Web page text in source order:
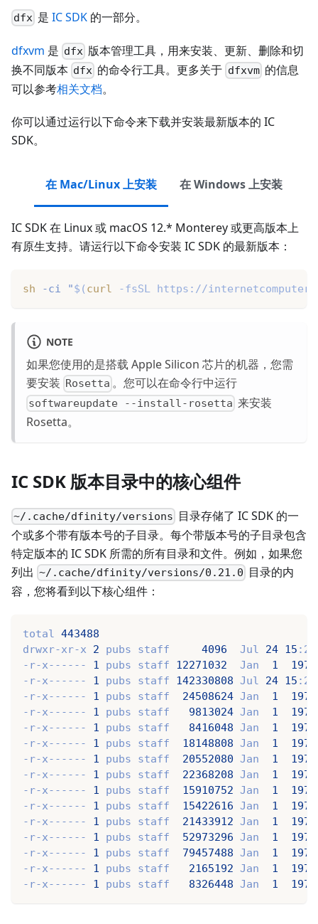
dfx 是IC SDK 的一部分。
dfxvm 是 dfx 版本管理工具，用来安装、更新、删除和切
换不同版本 dfx 的命令行工具。更多关于 dfxvm的信息
可以参考相关文档。
你可以通过运行以下命令来下载并安装最新版本的 IC
SDK。
在 Mac/Linux 上安装 在 Windows 上安装
IC SDK 在 Linux 或 macOS 12.* Monterey 或更高版本上
有原生支持。请运行以下命令安装 IC SDK 的最新版本：
sh -ci "$( curl -fsSL https://
NOTE
如果您使用的是搭载 Apple Silicon 芯片的机器，您需
要安装 Rosetta 。您可以在命令行中运行
softwareupdate --install-rosetta 来安装
Rosetta。
IC SDK 版本目录中的核心组件
~/.cache/dfinity/versions 目录存储了 IC SDK 的一
个或多个带有版本号的子目录。每个带版本号的子目录包含
特定版本的 IC SDK 所需的所有目录和文件。例如，如果您
列出 ~/.cache/dfinity/versions/0.21.0 目录的内
容，您将看到以下核心组件：
total 443488
drwxr-xr-x 2 pubs staff 4096
  Jul
24 15
-r-x------ 1 pubs staff 12271032
  Jan
1 1970
-r-x------ 1 pubs staff 142330808 Jul 24 15
-r-x------ 1 pubs staff 24508624 Jan 1 1970
-r-x------ 1 pubs staff 9813024 Jan 1 1970
-r-x------ 1 pubs staff 8416048 Jan 1 1970
-r-x------ 1 pubs staff 18148808 Jan 1 1970
-r-x------ 1 pubs staff 20552080 Jan 1 1970
-r-x------ 1 pubs staff 22368208 Jan 1 1970
-r-x------ 1 pubs staff 15910752 Jan 1 1970
-r-x------ 1 pubs staff 15422616 Jan 1 1970
-r-x------ 1 pubs staff 21433912 Jan 1 1970
-r-x------ 1 pubs staff 52973296 Jan 1 1970
-r-x------ 1 pubs staff 79457488 Jan 1 1970
-r-x------ 1 pubs staff 2165192 Jan 1 1970
-r-x------ 1 pubs staff 8326448 Jan 1 1970